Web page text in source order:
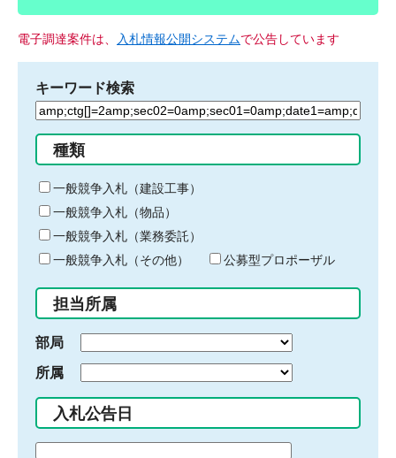
電子調達案件は、 入札情報公開システムで公告しています
キーワード検索
検
る
キ
ー
ワ
ー
ド
入
力
種類
一般競争入札（建設工事）
一般競争入札（物品）
一般競争入札（業務委託）
一般競争入札（その他）
公募型プロポーザル
担当所属
部局
所属
入札公告日